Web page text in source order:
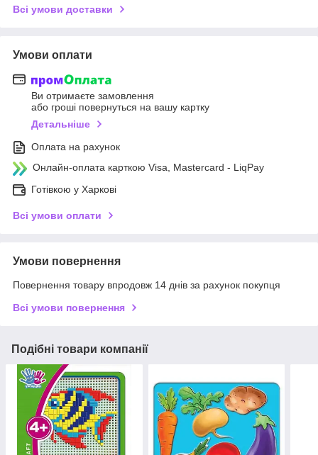
Всі умови доставки
Умови оплати
Ви отримаєте замовлення
або гроші повернуться на вашу картку
Детальніше
Оплата на рахунок
Онлайн-оплата карткою Visa, Mastercard - LiqPay
Готівкою у Харкові
Всі умови оплати
Умови повернення
Повернення товару впродовж 14 днів за рахунок покупця
Всі умови повернення
Подібні товари компанії